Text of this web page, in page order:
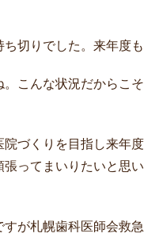
切りでした。来年度も
こんな状況だからこそ
づくりを目指し来年度
ってまいりたいと思い
が札幌歯科医師会救急